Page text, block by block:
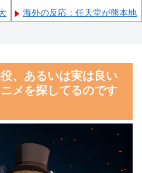
海外の反応：任天堂が熊本地
スの昨年の収益が10億ドルを突
破した事が明らかに（海外の反
応）
の土木技術の完全勝利をご覧く
ださい」→「これはすごいわ」
「こういうのを見ると日本人は
、あるいは実は良い
メを探してるのです